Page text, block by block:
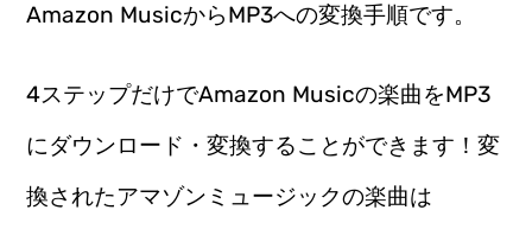
Amazon MusicからMP3への変換手順です。
4ステップだけでAmazon Musicの楽曲をMP3
にダウンロード・変換することができます！変
換されたアマゾンミュージックの楽曲は